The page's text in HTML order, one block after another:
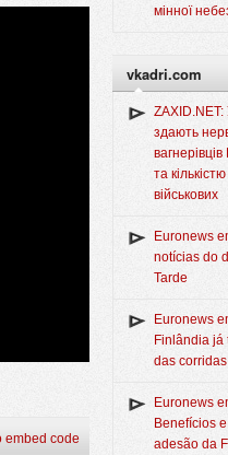
embed code
мінної
vkadri.com
здають
та
військових
Euronews
notícias do
Tarde
Euronews
Finlândia já
das
Euronews
Benefícios
adesão da